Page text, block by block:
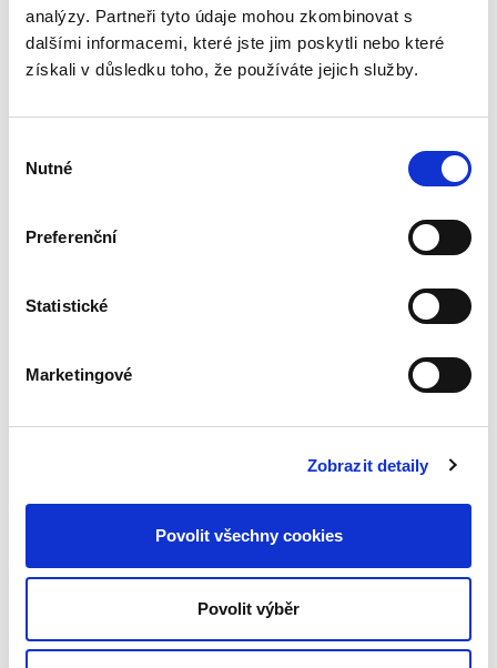
analýzy. Partneři tyto údaje mohou zkombinovat s
dalšími informacemi, které jste jim poskytli nebo které
získali v důsledku toho, že používáte jejich služby.
souhlasu
Nutné
Preferenční
Statistické
Marketingové
Zobrazit detaily
Povolit všechny cookies
Povolit výběr
Právo kybernetické
bezpečnosti EU ve
světle nové právní
Martin Janků
právo kybernetické bezpečnosti. Po výkladu
NOVINKA